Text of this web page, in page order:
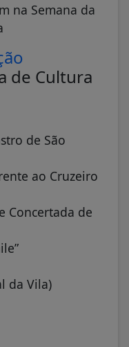
na Semana da
de Cultura
de São
ao Cruzeiro
Concertada de
da Vila)